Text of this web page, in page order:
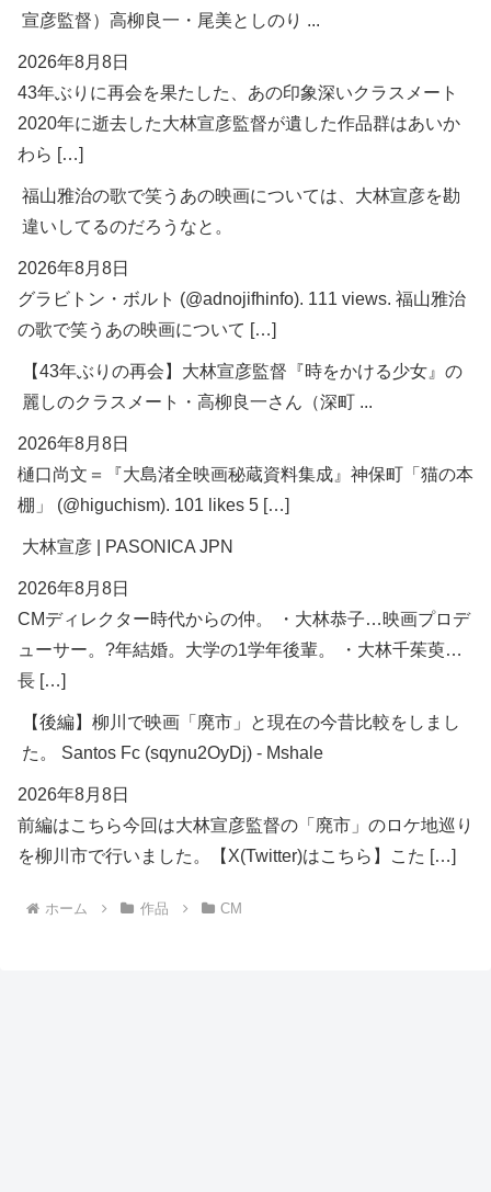
宣彦監督）高柳良一・尾美としのり ...
2026年8月8日
43年ぶりに再会を果たした、あの印象深いクラスメート
2020年に逝去した大林宣彦監督が遺した作品群はあいか
わら […]
福山雅治の歌で笑うあの映画については、大林宣彦を勘
違いしてるのだろうなと。
2026年8月8日
グラビトン・ボルト (@adnojifhinfo). 111 views. 福山雅治
の歌で笑うあの映画について […]
【43年ぶりの再会】大林宣彦監督『時をかける少女』の
麗しのクラスメート・高柳良一さん（深町 ...
2026年8月8日
樋口尚文＝『大島渚全映画秘蔵資料集成』神保町「猫の本
棚」 (@higuchism). 101 likes 5 […]
大林宣彦 | PASONICA JPN
2026年8月8日
CMディレクター時代からの仲。 ・大林恭子…映画プロデ
ューサー。?年結婚。大学の1学年後輩。 ・大林千茱萸…
長 […]
【後編】柳川で映画「廃市」と現在の今昔比較をしまし
た。 Santos Fc (sqynu2OyDj) - Mshale
2026年8月8日
前編はこちら今回は大林宣彦監督の「廃市」のロケ地巡り
を柳川市で行いました。【X(Twitter)はこちら】こた […]
ホーム 作品 CM